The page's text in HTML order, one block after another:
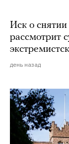
Иск о
рассмотрит
день назад